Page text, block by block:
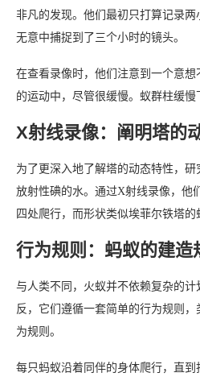
非凡的发现。他们最初只打算记录
无意中捕捉到了三个小时的镜头。
在查看录像时，他们注意到一个意
的运动中，尽管很缓慢。蚁群柱缓慢
X射线录像：阐明塔的
为了更深入地了解塔的动态特性，
放射性碘的水。通过X射线录像，他
四处爬行，而形状类似埃菲尔铁塔的
行为规则：蚂蚁的建造
与人类不同，火蚁并不依赖复杂的
反，它们遵循一套简单的行为规则
为规则。
每只蚂蚁沿着同伴的身体爬行，直